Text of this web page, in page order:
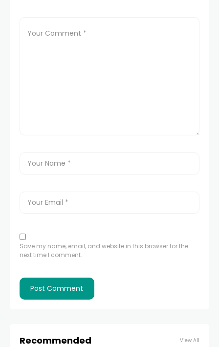
Save my name, email, and website in this browser for the
next time I comment.
Recommended View All